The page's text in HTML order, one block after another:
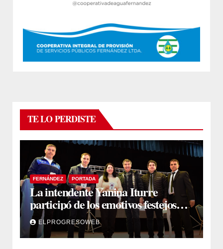
TE LO PERDISTE
FERNÁNDEZ PORTADA
La intendente Yanina Iturre
participó de los emotivos festejos
por el Aniversario del Taekwon-Do
en Fernández
ELPROGRESOWEB